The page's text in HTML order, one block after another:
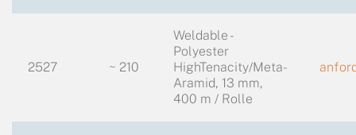
2527 ~ 210
Weldable -
Polyester
HighTenacity/Meta-
Aramid, 13 mm,
400 m / Rolle